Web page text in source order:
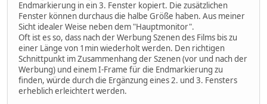
Endmarkierung in ein 3. Fenster kopiert. Die zusätzlichen
Fenster können durchaus die halbe Größe haben. Aus meiner
Sicht idealer Weise neben dem "Hauptmonitor".
Oft ist es so, dass nach der Werbung Szenen des Films bis zu
einer Länge von 1min wiederholt werden. Den richtigen
Schnittpunkt im Zusammenhang der Szenen (vor und nach der
Werbung) und einem I-Frame für die Endmarkierung zu
finden, würde durch die Ergänzung eines 2. und 3. Fensters
erheblich erleichtert werden.